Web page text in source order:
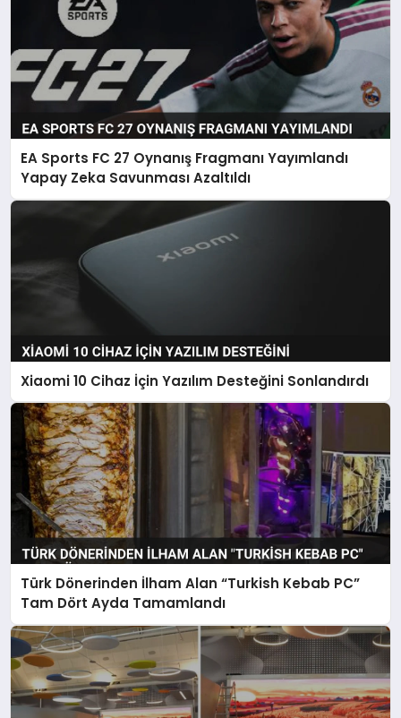
EA Sports FC 27 Oynanış Fragmanı Yayımlandı
Yapay Zeka Savunması Azaltıldı
Xiaomi 10 Cihaz İçin Yazılım Desteğini Sonlandırdı
Türk Dönerinden İlham Alan “Turkish Kebab PC”
Tam Dört Ayda Tamamlandı